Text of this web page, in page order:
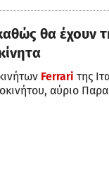
θα έχουν
Ferrari της
αύριο